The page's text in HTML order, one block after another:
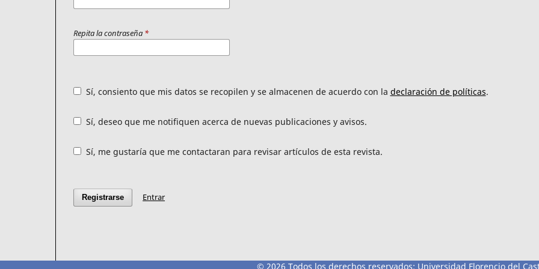
Repita la contraseña *
Sí, consiento que mis datos se recopilen y se almacenen de acuerdo con la declaración de políticas.
Sí, deseo que me notifiquen acerca de nuevas publicaciones y avisos.
Sí, me gustaría que me contactaran para revisar artículos de esta revista.
Registrarse Entrar
© 2026 Todos los derechos reservados: Universidad Florencio del